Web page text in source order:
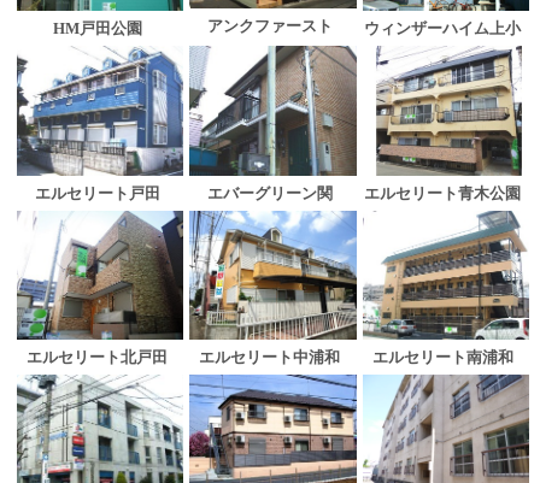
HM戸田公園 アンクファースト ウィンザーハイム上小
エルセリート戸田 エバーグリーン関 エルセリート青木公園
エルセリート北戸田 エルセリート中浦和 エルセリート南浦和